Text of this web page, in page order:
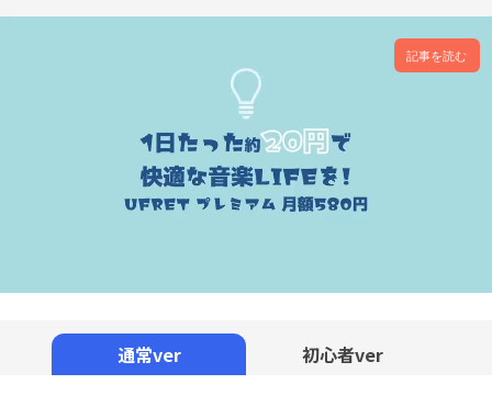
記事を読む
通常ver 初心者ver